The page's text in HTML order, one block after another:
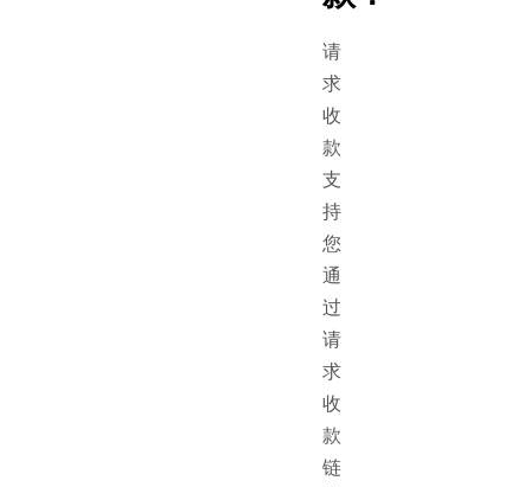
请
求
收
款
支
持
您
通
过
请
求
收
款
链